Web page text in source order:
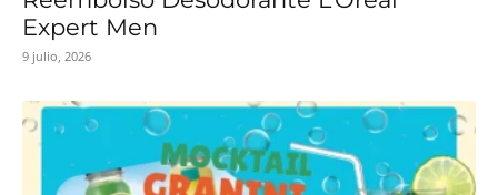
Expert Men
9 julio, 2026